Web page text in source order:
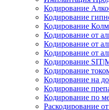
Кодирование
Кодирование
Кодирование
Кодирование от
Кодирование от
Кодирование от
Кодирование
Кодирование
Кодирование на
Кодирование
Кодирование по
Раскодирование